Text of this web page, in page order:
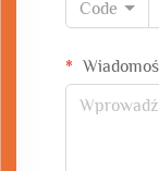
Code